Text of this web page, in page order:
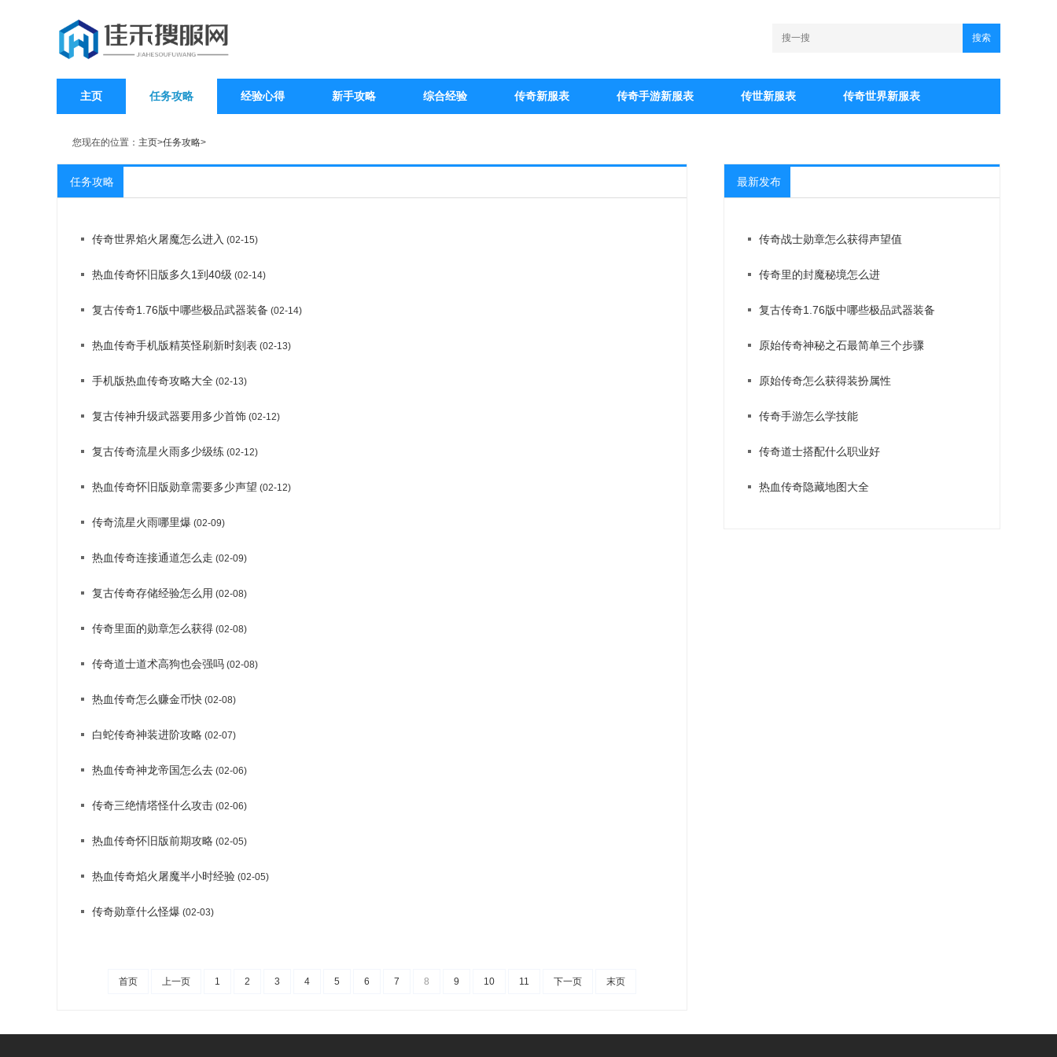
搜索
主页 任务攻略 经验心得 新手攻略 综合经验 传奇新服表 传奇手游新服表 传世新服表 传奇世界新服表
您现在的位置： 主页>任务攻略>
任务攻略
传奇世界焰火屠魔怎么进入 (02-15)
热血传奇怀旧版多久1到40级 (02-14)
复古传奇1.76版中哪些极品武器装备 (02-14)
热血传奇手机版精英怪刷新时刻表 (02-13)
手机版热血传奇攻略大全 (02-13)
复古传神升级武器要用多少首饰 (02-12)
复古传奇流星火雨多少级练 (02-12)
热血传奇怀旧版勋章需要多少声望 (02-12)
传奇流星火雨哪里爆 (02-09)
热血传奇连接通道怎么走 (02-09)
复古传奇存储经验怎么用 (02-08)
传奇里面的勋章怎么获得 (02-08)
传奇道士道术高狗也会强吗 (02-08)
热血传奇怎么赚金币快 (02-08)
白蛇传奇神装进阶攻略 (02-07)
热血传奇神龙帝国怎么去 (02-06)
传奇三绝情塔怪什么攻击 (02-06)
热血传奇怀旧版前期攻略 (02-05)
热血传奇焰火屠魔半小时经验 (02-05)
传奇勋章什么怪爆 (02-03)
首页 上一页 1 2 3 4 5 6 7 8 9 10 11 下一页 末页
最新发布
传奇战士勋章怎么获得声望值
传奇里的封魔秘境怎么进
复古传奇1.76版中哪些极品武器装备
原始传奇神秘之石最简单三个步骤
原始传奇怎么获得装扮属性
传奇手游怎么学技能
传奇道士搭配什么职业好
热血传奇隐藏地图大全